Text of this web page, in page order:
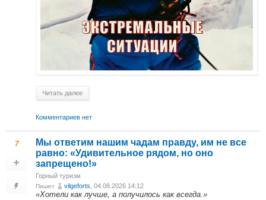
Читать далее
Комментариев нет
7
Мы ответим нашим чадам правду, им не все
равно: «Удивительное рядом, но оно
запрещено!»
Горный туризм
Пишет vilgeforts, 04.08.2026 14:12
«Хотели как лучше, а получилось как всегда.»